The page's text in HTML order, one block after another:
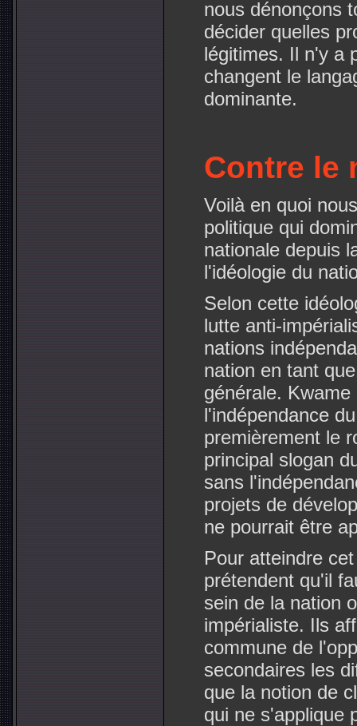
nous dénonçons
décider quelles
légitimes. Il n'y a
changent le
dominante.
Contre le
Voilà en quoi
politique qui
nationale depuis
l'idéologie du
Selon cette
lutte anti-
nations
nation en tant
générale.
l'indépendance
premièrement le
principal slogan
sans
projets de
ne pourrait être
Pour atteindre
prétendent qu'il
sein de la nation
impérialiste. Ils
commune de
secondaires les
que la notion de
qui ne s'applique